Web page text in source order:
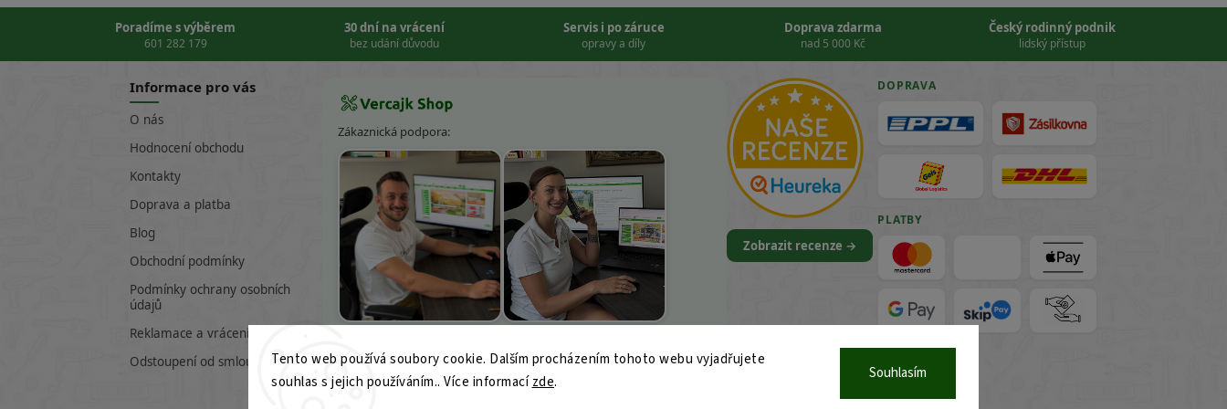
Tento web používá soubory cookie. Dalším procházením tohoto webu vyjadřujete
souhlas s jejich používáním.. Více informacízde. Souhlasím
Poradíme s výběrem
601 282 179
30 dní na vrácení
bez udání důvodu
Servis i po záruce
opravy a díly
Doprava zdarma
nad 5 000 Kč
Český rodinný podnik
lidský přístup
Informace pro vás
O nás
Hodnocení obchodu
Kontakty
Doprava a platba
Blog
Obchodní podmínky
Podmínky ochrany osobních
údajů
Reklamace a vrácení zboží
Odstoupení od smlouvy
Zákaznická podpora:
601 282 179
info@vercajk-shop.cz
Zobrazit recenze →
DOPRAVA
PLATBY